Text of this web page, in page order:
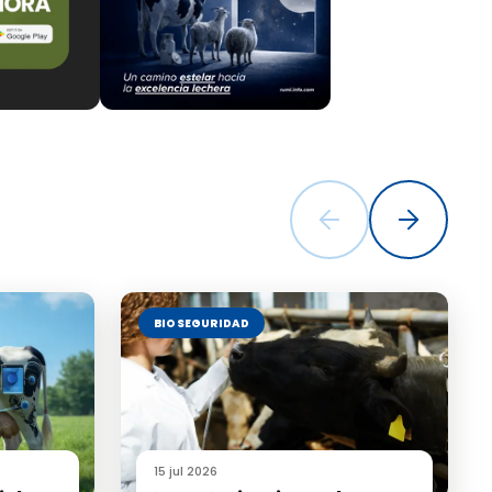
para
de
BIOSEGURIDAD
15 jul 2026